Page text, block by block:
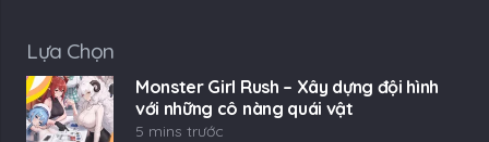
Lựa Chọn
Monster Girl Rush – Xây dựng đội hình
với những cô nàng quái vật
5 mins trước